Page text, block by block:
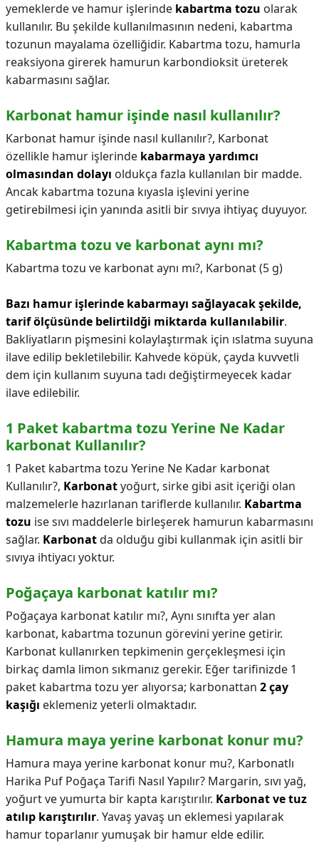
yemeklerde ve hamur işlerinde kabartma tozu olarak
kullanılır. Bu şekilde kullanılmasının nedeni, kabartma
tozunun mayalama özelliğidir. Kabartma tozu, hamurla
reaksiyona girerek hamurun karbondioksit üreterek
kabarmasını sağlar.
Karbonat hamur işinde nasıl kullanılır?
Karbonat hamur işinde nasıl kullanılır?, Karbonat
özellikle hamur işlerinde kabarmaya yardımcı
olmasından dolayı oldukça fazla kullanılan bir madde.
Ancak kabartma tozuna kıyasla işlevini yerine
getirebilmesi için yanında asitli bir sıvıya ihtiyaç duyuyor.
Kabartma tozu ve karbonat aynı mı?
Kabartma tozu ve karbonat aynı mı?, Karbonat (5 g)
Bazı hamur işlerinde kabarmayı sağlayacak şekilde,
tarif ölçüsünde belirtildği miktarda kullanılabilir.
Bakliyatların pişmesini kolaylaştırmak için ıslatma suyuna
ilave edilip bekletilebilir. Kahvede köpük, çayda kuvvetli
dem için kullanım suyuna tadı değiştirmeyecek kadar
ilave edilebilir.
1 Paket kabartma tozu Yerine Ne Kadar
karbonat Kullanılır?
1 Paket kabartma tozu Yerine Ne Kadar karbonat
Kullanılır?, Karbonatyoğurt, sirke gibi asit içeriği olan
malzemelerle hazırlanan tariflerde kullanılır. Kabartma
tozu ise sıvı maddelerle birleşerek hamurun kabarmasını
sağlar. Karbonatda olduğu gibi kullanmak için asitli bir
sıvıya ihtiyacı yoktur.
Poğaçaya karbonat katılır mı?
Poğaçaya karbonat katılır mı?, Aynı sınıfta yer alan
karbonat, kabartma tozunun görevini yerine getirir.
Karbonat kullanırken tepkimenin gerçekleşmesi için
birkaç damla limon sıkmanız gerekir. Eğer tarifinizde 1
paket kabartma tozu yer alıyorsa; karbonattan 2 çay
kaşığı eklemeniz yeterli olmaktadır.
Hamura maya yerine karbonat konur mu?
Hamura maya yerine karbonat konur mu?, Karbonatlı
Harika Puf Poğaça Tarifi Nasıl Yapılır? Margarin, sıvı yağ,
yoğurt ve yumurta bir kapta karıştırılır. Karbonat ve tuz
atılıp karıştırılır. Yavaş yavaş un eklemesi yapılarak
hamur toparlanır yumuşak bir hamur elde edilir.